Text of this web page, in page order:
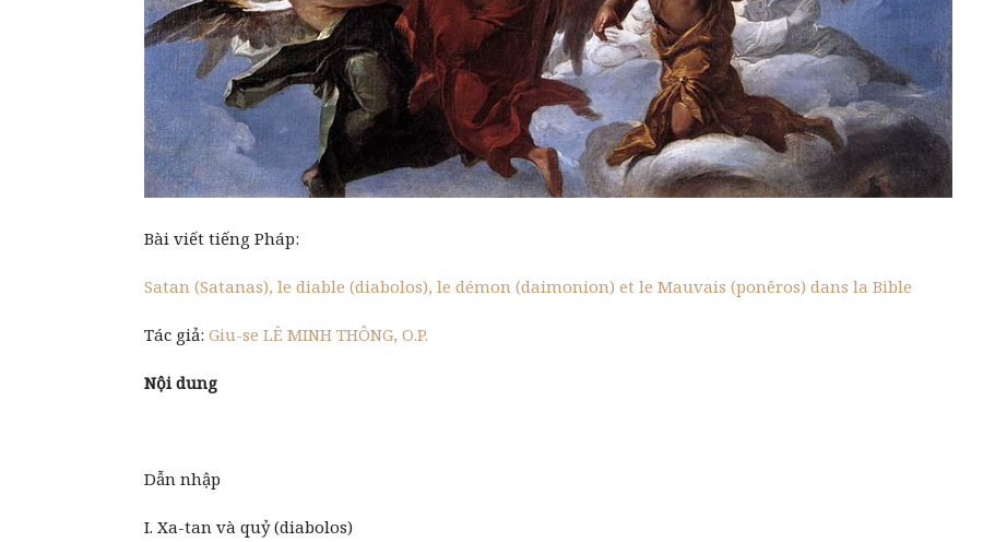
Bài viết tiếng Pháp:
Satan (Satanas), le diable (diabolos), le démon (daimonion) et le Mauvais (ponêros) dans la Bible
Tác giả: Giu-se LÊ MINH THÔNG, O.P.
Nội dung
Dẫn nhập
I. Xa-tan và quỷ (diabolos)